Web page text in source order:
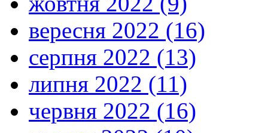
вересня 2022 (16)
серпня 2022 (13)
липня 2022 (11)
червня 2022 (16)